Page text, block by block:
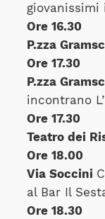
giovanissimi
Ore 16.30
P.zza
Ore 17.30
P.zza
incontrano
Ore 17.30
Teatro dei
Ore 18.00
Via Soccini
al Bar Il
Ore 18.30